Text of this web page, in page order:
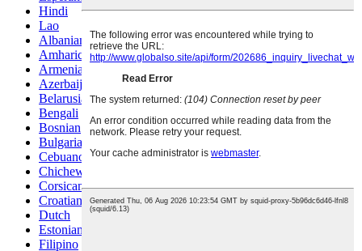
Hindi
Lao
Albanian
Amharic
Armenian
Azerbaijani
Belarusian
Bengali
Bosnian
Bulgarian
Cebuano
Chichewa
Corsican
Croatian
Dutch
Estonian
Filipino